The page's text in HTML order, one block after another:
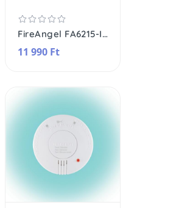
FireAngel FA6215-INT hőérzékelő, elemes, 10 év várható üzemidő, fehér
11 990 Ft